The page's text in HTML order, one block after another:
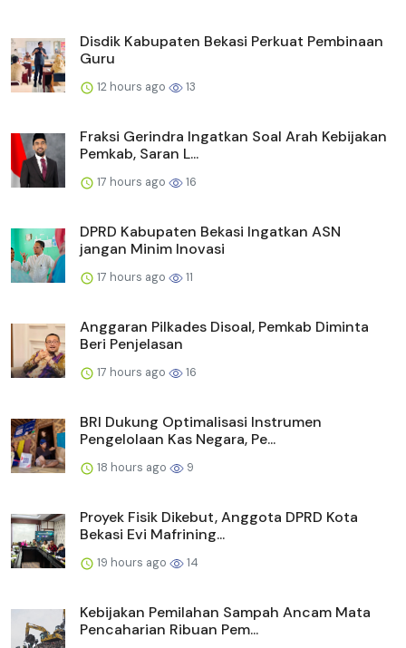
Disdik Kabupaten Bekasi Perkuat Pembinaan
Guru
12 hours ago 13
Fraksi Gerindra Ingatkan Soal Arah Kebijakan
Pemkab, Saran L...
17 hours ago 16
DPRD Kabupaten Bekasi Ingatkan ASN
jangan Minim Inovasi
17 hours ago 11
Anggaran Pilkades Disoal, Pemkab Diminta
Beri Penjelasan
17 hours ago 16
BRI Dukung Optimalisasi Instrumen
Pengelolaan Kas Negara, Pe...
18 hours ago 9
Proyek Fisik Dikebut, Anggota DPRD Kota
Bekasi Evi Mafrining...
19 hours ago 14
Kebijakan Pemilahan Sampah Ancam Mata
Pencaharian Ribuan Pem...